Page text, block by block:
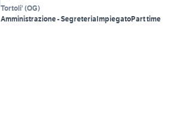
Tortoli' (OG)
Amministrazione - SegreteriaImpiegatoPart time